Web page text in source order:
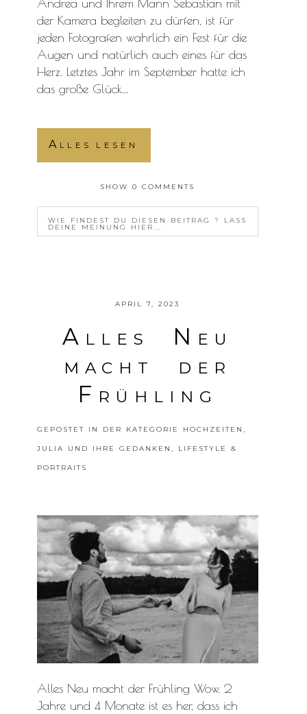
Andrea und Ihrem Mann Sebastian mit
der Kamera begleiten zu dürfen, ist für
jeden Fotografen wahrlich ein Fest für die
Augen und natürlich auch eines für das
Herz. Letztes Jahr im September hatte ich
das große Glück...
Alles lesen
SHOW0 COMMENTS
WIE FINDEST DU DIESEN BEITRAG ? LASS
DEINE MEINUNG HIER...
POSTE DEINE MEINUNG
APRIL 7, 2023
Alles Neu
macht der
Frühling
GEPOSTET IN DER KATEGORIE HOCHZEITEN ,
JULIA UND IHRE GEDANKEN , LIFESTYLE &
PORTRAITS
Alles Neu macht der Frühling Wow. 2
Jahre und 4 Monate ist es her, dass ich